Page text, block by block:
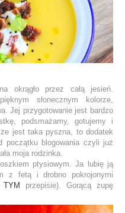
okrągło przez całą jesień.
słonecznym kolorze,
Jej przygotowanie jest bardzo
podsmażamy, gotujemy i
jest taka pyszna, to dodatek
początku blogowania czyli już
moja rodzinka.
ptysiowym. Ja lubię ją
z fetą i drobno pokrojonymi
TYM
przepisie). Gorącą zupę